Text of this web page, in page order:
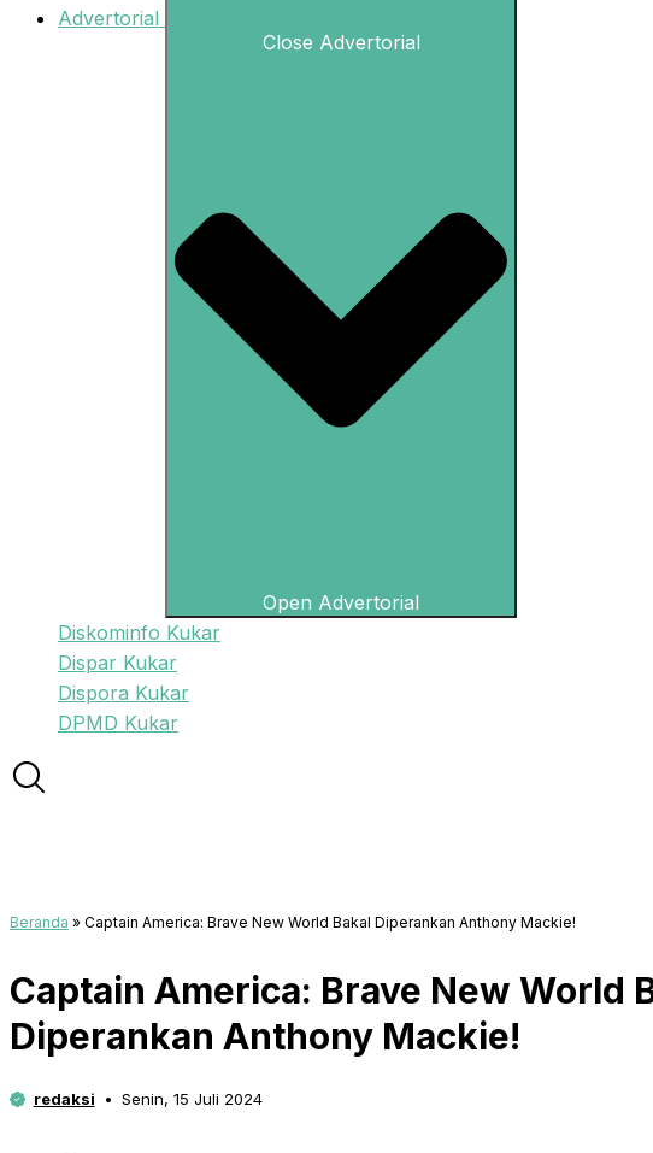
Advertorial
Close Advertorial
Open Advertorial
Diskominfo Kukar
Dispar Kukar
Dispora Kukar
DPMD Kukar
Beranda » Captain America: Brave New World Bakal Diperankan Anthony Mackie!
Captain America: Brave New World
Diperankan Anthony Mackie!
redaksi Senin, 15 Juli 2024